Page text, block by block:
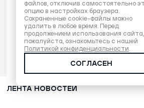
ЛЕНТА НОВОСТЕЙ
файлов, отключив самостоятельно
опцию в настройках браузера.
Сохраненные cookie-файлы можно
удалить в любое время. Перед
продолжением использования сайта,
пожалуйста, ознакомьтесь с нашей
Политикой конфиденциальности.
СОГЛАСЕН